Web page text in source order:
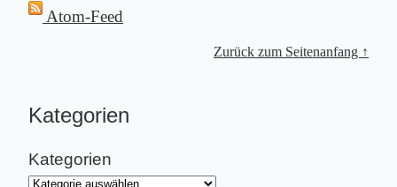
Atom-Feed
Zurück zum Seitenanfang ↑
Kategorien
Kategorien